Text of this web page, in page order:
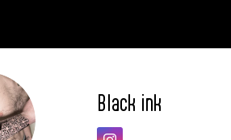
Black ink